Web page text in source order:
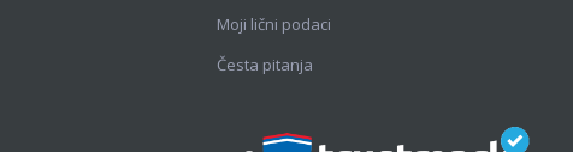
Moji lični podaci
Česta pitanja